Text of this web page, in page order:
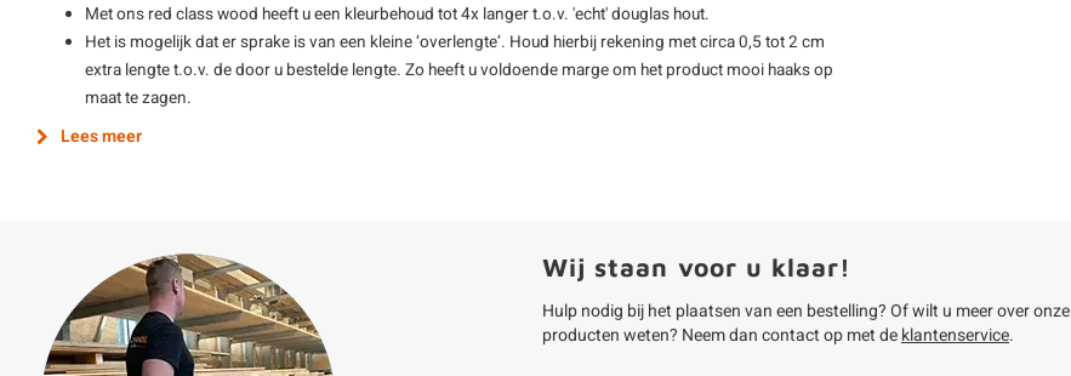
Met ons red class wood heeft u een kleurbehoud tot 4x langer t.o.v. 'echt' douglas hout.
Het is mogelijk dat er sprake is van een kleine ‘overlengte’. Houd hierbij rekening met circa 0,5 tot 2 cm
extra lengte t.o.v. de door u bestelde lengte. Zo heeft u voldoende marge om het product mooi haaks op
maat te zagen.
Lees meer
Wij staan voor u klaar!
Hulp nodig bij het plaatsen van een bestelling? Of wilt u meer over onze
producten weten? Neem dan contact op met deklantenservice.